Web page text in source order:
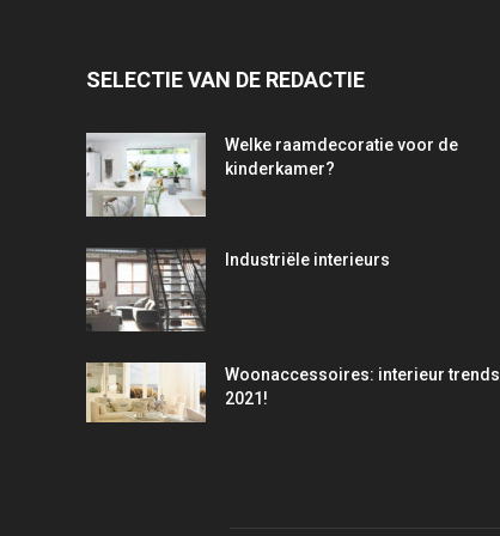
SELECTIE VAN DE REDACTIE
Welke raamdecoratie voor de
kinderkamer?
Industriële interieurs
Woonaccessoires: interieur trends
2021!